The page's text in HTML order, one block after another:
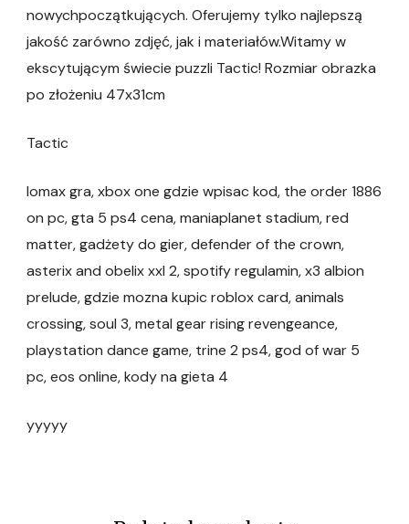
nowychpoczątkujących. Oferujemy tylko najlepszą
jakość zarówno zdjęć, jak i materiałów.Witamy w
ekscytującym świecie puzzli Tactic! Rozmiar obrazka
po złożeniu 47x31cm
Tactic
lomax gra, xbox one gdzie wpisac kod, the order 1886
on pc, gta 5 ps4 cena, maniaplanet stadium, red
matter, gadżety do gier, defender of the crown,
asterix and obelix xxl 2, spotify regulamin, x3 albion
prelude, gdzie mozna kupic roblox card, animals
crossing, soul 3, metal gear rising revengeance,
playstation dance game, trine 2 ps4, god of war 5
pc, eos online, kody na gieta 4
yyyyy